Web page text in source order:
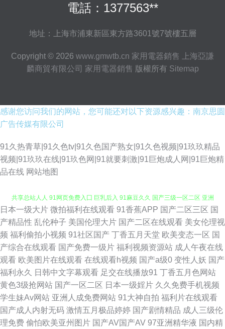
電話：1377563**
地址：上海市浦東新區東方路3601號7號樓五層
Copyright © 2026 www.gmwtb.cn 家用電器銷售
上海亞謙
麟商貿有限公司 家用電器銷售 版權所有 Sitemap
感谢您访问我们的网站，您可能还对以下资源感兴趣：南京思圆
广告传媒有限公司
91久热青草|91久色tv|91久色国产熟女|91久色视频|91玖玖精品
视频|91玖玖在线|91玖色网|91就要刺激|91巨炮成人网|91巨炮精
品在线 网站地图
国产精品成人一 91线看 免费口爆射精电影 人妖欧美第一射 肏屄社区 97资源
共享总站人人 91网页免费入囗 巨乳后入 91麻豆久久 国产三级一区二区 亚洲
精品无码一区二 操人妖屁眼 人妻社区 91国产香蕉电影 国产资源自拍 91美女
诱惑 青青草大香蕉影视 91蜜桃臀 韩国三极毛片 色婷婷久久综 91内射视频
国产ts伪娘资源网站 91v国产剧情片 91超碰人人看 91av天堂影院 ts性爱 91
日本一级大片 微拍福利在线观看 91香蕉APP 国产二区三区 国
产精品性 乱伦种子 美国伦理大片 国产二区在线观看 美女伦理视
频 福利偷拍小视频 91社区国产 丁香五月天堂 欧美变态一区 国
产综合在线观看 国产免费一级片 福利视频资源站 成人午夜在线
观看 欧美图片在线观看 在线观看h视频 国产a级0 变性人妖 国产
福利永久
日韩中文字幕观看 足交在线播放91 丁香五月色网站
黄色3级抢网站 国产一区二区 日本一级婬片 久久免费手机视频
学生妹Av网站 亚洲人成免费网站 91大神自拍 福利片在线观看
国产成人内射无码 激情五月极品婷婷 国产剧情精品 成人三级伦
理免费 偷怕欧美亚州图片 国产AV国产AV 97亚洲精华液 国内精